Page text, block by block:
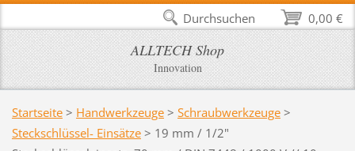
ALLTECH Shop
Innovation
Startseite > Handwerkzeuge > Schraubwerkzeuge >
Steckschlüssel- Einsätze > 19 mm / 1/2"
0,00 €
Durchsuchen